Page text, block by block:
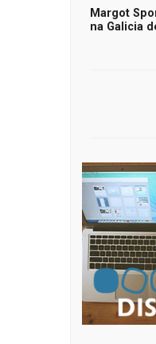
Margot
na Galicia